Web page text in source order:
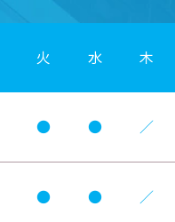
火 水 木
● ● ／
● ● ／